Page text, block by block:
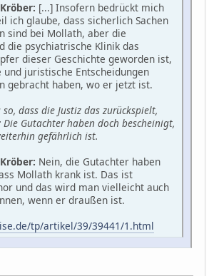
[...] Insofern bedrückt mich
ich glaube, dass sicherlich Sachen
sind bei Mollath, aber die
die psychiatrische Klinik das
dieser Geschichte geworden ist,
juristische Entscheidungen
gebracht haben, wo er jetzt ist.
dass die Justiz das zurückspielt,
Gutachter haben doch bescheinigt,
gefährlich ist.
Nein, die Gutachter haben
Mollath krank ist. Das ist
und das wird man vielleicht auch
wenn er draußen ist.
tp/artikel/39/39441/1.html